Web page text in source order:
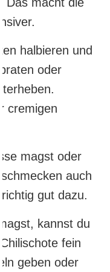
halbieren und
oder
cremigen
magst oder
auch
richtig gut dazu.
kannst du
fein
geben oder